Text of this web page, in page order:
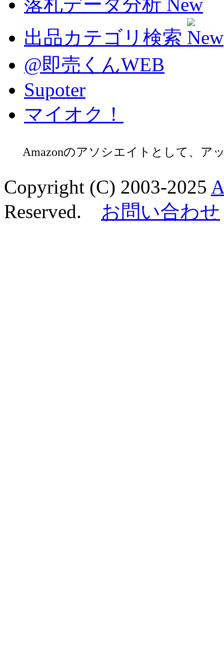
落札データ分析
出品カテゴリ検索
@即売くんWEB
Supoter
マイオク！
Amazonのアソシエイトとして、ア
Copyright (C) 2003-2025
Reserved. お問い合わせ